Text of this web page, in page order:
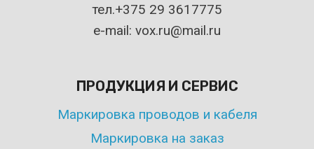
тел.+375 29 3617775
e-mail: vox.ru@mail.ru
ПРОДУКЦИЯ И СЕРВИС
Маркировка проводов и кабеля
Маркировка на заказ